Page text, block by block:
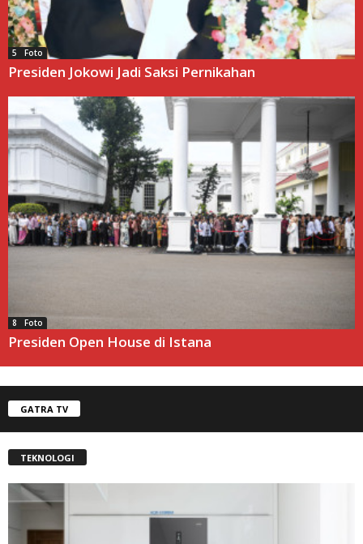
5 Foto
Presiden Jokowi Jadi Saksi Pernikahan
8 Foto
Presiden Open House di Istana
GATRA TV
TEKNOLOGI